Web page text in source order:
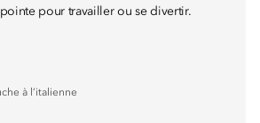
pour travailler ou se divertir.
à l’italienne